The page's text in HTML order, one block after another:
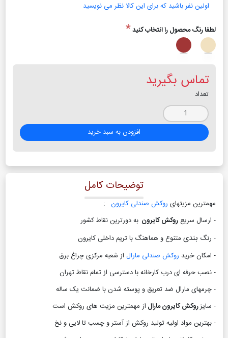
اولین نفر باشید که برای این کالا نظر می نویسید
لطفا رنگ محصول را انتخاب کنید*
تماس بگیرید
تعداد
افزودن به سبد خرید
توضیحات کامل
مهمترین مزیتهای روکش صندلی کایرون :
- ارسال سریعروکش کایرونبه دورترین نقاط کشور
- رنگ بندی متنوع و هماهنگ با تریم داخلی کایرون
- امکان خرید روکش صندلی مارال از شعبه مرکزی چراغ برق
- نصب حرفه ای درب کارخانه با دسترسی از تمام نقاط تهران
- چرمهای مارال ضد تعریق و پوسته شدن با ضمانت یک ساله
- سایزروکش کایرون مارال از مهمترین مزیت های روکش است
- بهترین مواد اولیه تولید روکش از آستر و چسب تا لایی و نخ